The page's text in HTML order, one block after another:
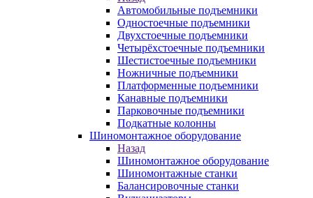
Автомобильные подъемники
Одностоечные подъемники
Двухстоечные подъемники
Четырёхстоечные подъемники
Шестистоечные подъемники
Ножничные подъемники
Платформенные подъемники
Канавные подъемники
Парковочные подъемники
Подкатные колонны
Шиномонтажное оборудование
Назад
Шиномонтажное оборудование
Шиномонтажные станки
Балансировочные станки